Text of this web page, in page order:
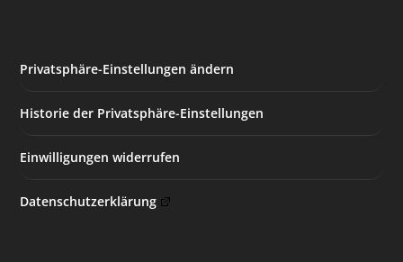
Privatsphäre-Einstellungen ändern
Historie der Privatsphäre-Einstellungen
Einwilligungen widerrufen
Datenschutzerklärung